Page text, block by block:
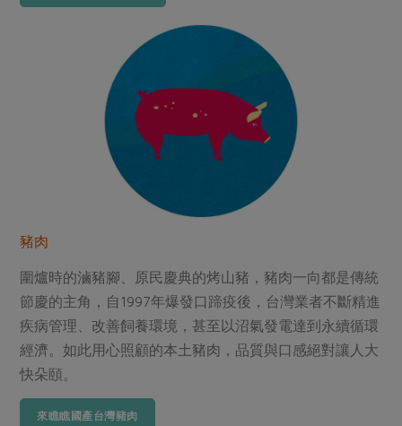
豬肉
圍爐時的滷豬腳、原民慶典的烤山豬，豬肉一向都是傳統
節慶的主角，自1997年爆發口蹄疫後，台灣業者不斷精進
疾病管理、改善飼養環境，甚至以沼氣發電達到永續循環
經濟。如此用心照顧的本土豬肉，品質與口感絕對讓人大
快朵頤。
來瞧瞧國產台灣豬肉